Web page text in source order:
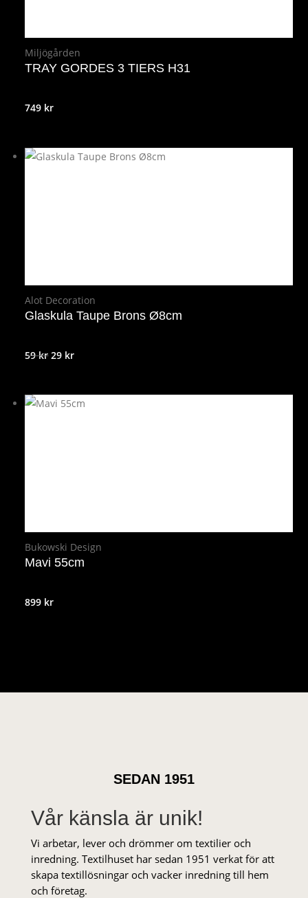
Miljögården
TRAY GORDES 3 TIERS H31
749 kr
Alot Decoration
Glaskula Taupe Brons Ø8cm
59krDet
var:
29 krDet
är:
Bukowski Design
Mavi 55cm
899 kr
SEDAN 1951
Vår känsla är unik!
Vi arbetar, lever och drömmer om textilier och
inredning. Textilhuset har sedan 1951 verkat för att
skapa textillösningar och vacker inredning till hem
och företag.